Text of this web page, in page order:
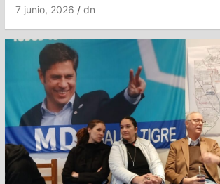
7 junio, 2026 dn